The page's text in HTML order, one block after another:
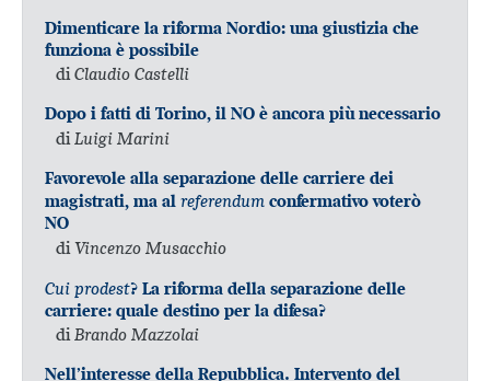
Dimenticare la riforma Nordio: una giustizia che
funziona è possibile
diClaudio Castelli
Dopo i fatti di Torino, il NO è ancora più necessario
diLuigi Marini
Favorevole alla separazione delle carriere dei
magistrati, ma al referendum confermativo voterò
NO
di Vincenzo Musacchio
Cui prodest? La riforma della separazione delle
carriere: quale destino per la difesa?
diBrando Mazzolai
Nell’interesse della Repubblica. Intervento del